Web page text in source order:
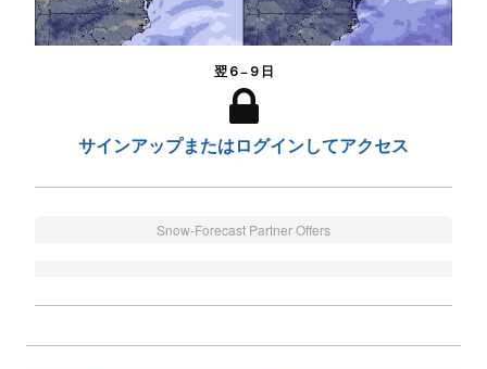
翌６−９日
サインアップまたはログインしてアクセス
Snow-Forecast Partner Offers